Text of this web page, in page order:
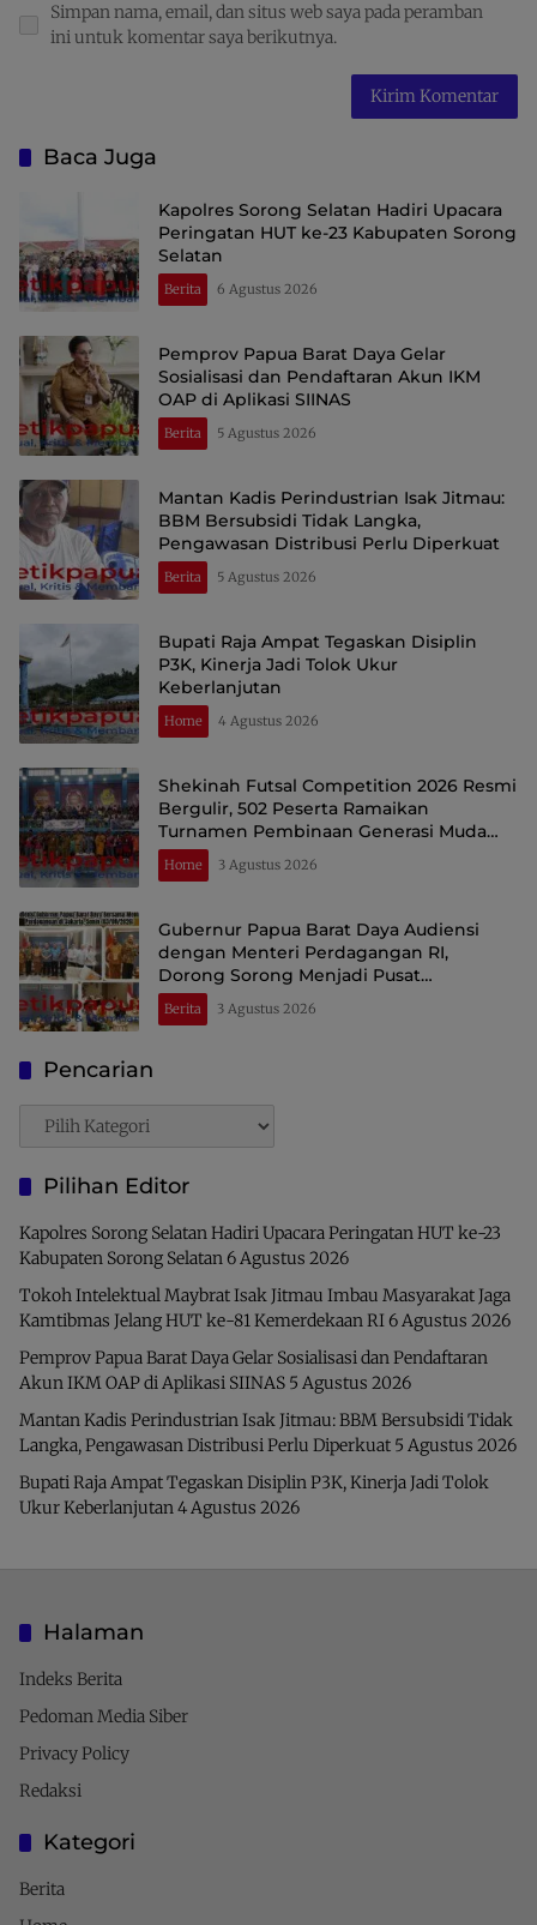
Simpan nama, email, dan situs web saya pada peramban
ini untuk komentar saya berikutnya.
Baca Juga
Kapolres Sorong Selatan Hadiri Upacara
Peringatan HUT ke-23 Kabupaten Sorong
Selatan
Berita 6 Agustus 2026
Pemprov Papua Barat Daya Gelar
Sosialisasi dan Pendaftaran Akun IKM
OAP di Aplikasi SIINAS
Berita 5 Agustus 2026
Mantan Kadis Perindustrian Isak Jitmau:
BBM Bersubsidi Tidak Langka,
Pengawasan Distribusi Perlu Diperkuat
Berita 5 Agustus 2026
Bupati Raja Ampat Tegaskan Disiplin
P3K, Kinerja Jadi Tolok Ukur
Keberlanjutan
Home 4 Agustus 2026
Shekinah Futsal Competition 2026 Resmi
Bergulir, 502 Peserta Ramaikan
Turnamen Pembinaan Generasi Muda
Raja Ampat
Home 3 Agustus 2026
Gubernur Papua Barat Daya Audiensi
dengan Menteri Perdagangan RI,
Dorong Sorong Menjadi Pusat
Perdagangan dan Ekspor Kawasan Timur
Indonesia
Berita 3 Agustus 2026
Pencarian
Pencarian
Pilihan Editor
Kapolres Sorong Selatan Hadiri Upacara Peringatan HUT ke-23
Kabupaten Sorong Selatan6 Agustus 2026
Tokoh Intelektual Maybrat Isak Jitmau Imbau Masyarakat Jaga
Kamtibmas Jelang HUT ke-81 Kemerdekaan RI6 Agustus 2026
Pemprov Papua Barat Daya Gelar Sosialisasi dan Pendaftaran
Akun IKM OAP di Aplikasi SIINAS 5 Agustus 2026
Mantan Kadis Perindustrian Isak Jitmau: BBM Bersubsidi Tidak
Langka, Pengawasan Distribusi Perlu Diperkuat 5 Agustus 2026
Bupati Raja Ampat Tegaskan Disiplin P3K, Kinerja Jadi Tolok
Ukur Keberlanjutan4 Agustus 2026
Halaman
Indeks Berita
Pedoman Media Siber
Privacy Policy
Redaksi
Kategori
Berita